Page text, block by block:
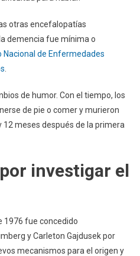
otras encefalopatías
demencia fue mínima o
Nacional de Enfermedades
de humor. Con el tiempo, los
de pie o comer y murieron
meses después de la primera
investigar el
1976 fue concedido
y Carleton Gajdusek por
mecanismos para el origen y